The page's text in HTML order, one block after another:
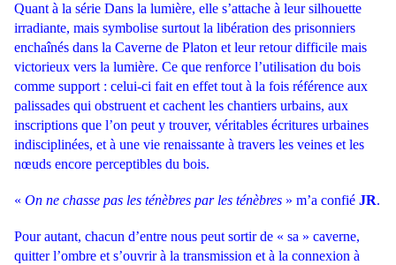
Quant à la série Dans la lumière, elle s’attache à leur silhouette
irradiante, mais symbolise surtout la libération des prisonniers
enchaînés dans la Caverne de Platon et leur retour difficile mais
victorieux vers la lumière. Ce que renforce l’utilisation du bois
comme support : celui-ci fait en effet tout à la fois référence aux
palissades qui obstruent et cachent les chantiers urbains, aux
inscriptions que l’on peut y trouver, véritables écritures urbaines
indisciplinées, et à une vie renaissante à travers les veines et les
nœuds encore perceptibles du bois.
« On ne chasse pas les ténèbres par les ténèbres » m’a confié JR.
Pourautant, chacun d’entre nous peut sortir de « sa » caverne,
quitter l’ombre et s’ouvrir à la transmission et à la connexion à